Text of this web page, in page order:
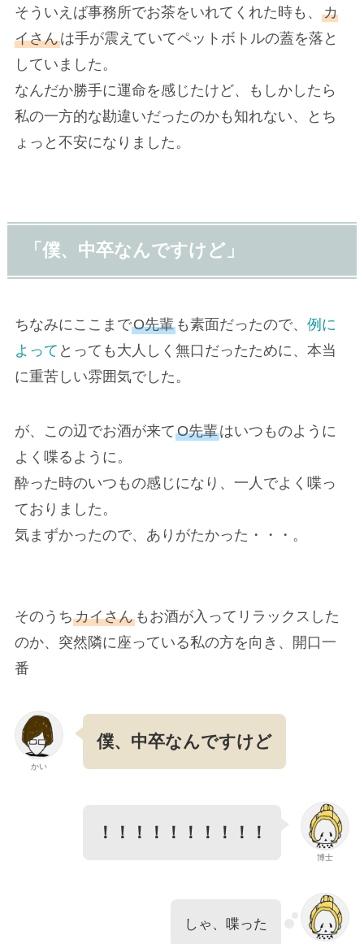
そういえば事務所でお茶をいれてくれた時も、 カ
イさんは手が震えていてペットボトルの蓋を落と
していました。
なんだか勝手に運命を感じたけど、もしかしたら
私の一方的な勘違いだったのかも知れない、とち
ょっと不安になりました。
「僕、中卒なんですけど」
ちなみにここまでO先輩も素面だったので、 例に
よって とっても大人しく無口だったために、本当
に重苦しい雰囲気でした。
が、この辺でお酒が来てO先輩はいつものように
よく喋るように。
酔った時のいつもの感じになり、一人でよく喋っ
ておりました。
気まずかったので、ありがたかった・・・。
そのうちカイさんもお酒が入ってリラックスした
のか、突然隣に座っている私の方を向き、開口一
番
かい
僕、中卒なんですけど
博士
！！！！！！！！！！
しゃ、喋った